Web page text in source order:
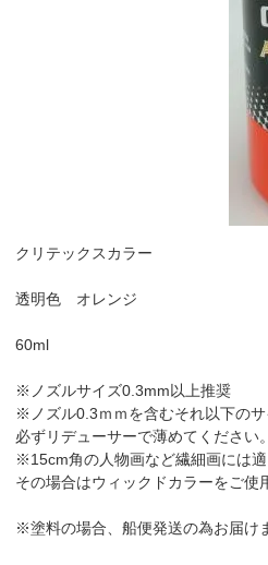
クリテックスカラー
透明色 オレンジ
60ml
※ノズルサイズ0.3mm以上推奨
※ノズル0.3ｍｍを含むそれ以下の
必ずリデューサーで薄めてください。
※15cm角の人物画など繊細画には適
その場合はウィックドカラーをご使
※塗料の場合、船便発送の為お届け